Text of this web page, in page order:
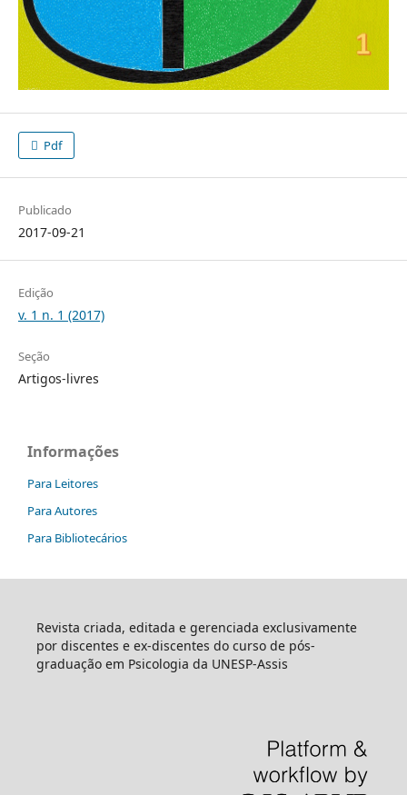
Pdf
Publicado
2017-09-21
Edição
v. 1 n. 1 (2017)
Seção
Artigos-livres
Informações
Para Leitores
Para Autores
Para Bibliotecários
Revista criada, editada e gerenciada exclusivamente
por discentes e ex-discentes do curso de pós-
graduação em Psicologia da UNESP-Assis